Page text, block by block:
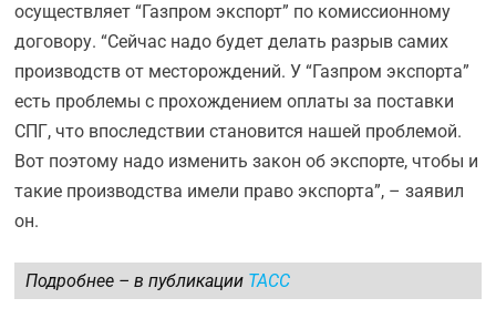
осуществляет “Газпром экспорт” по комиссионному
договору. “Сейчас надо будет делать разрыв самих
производств от месторождений. У “Газпром экспорта”
есть проблемы с прохождением оплаты за поставки
СПГ, что впоследствии становится нашей проблемой.
Вот поэтому надо изменить закон об экспорте, чтобы и
такие производства имели право экспорта”, – заявил
он.
Подробнее – в публикации ТАСС